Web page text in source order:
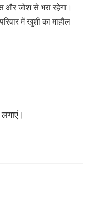
और जोश से भरा रहेगा।
में खुशी का माहौल